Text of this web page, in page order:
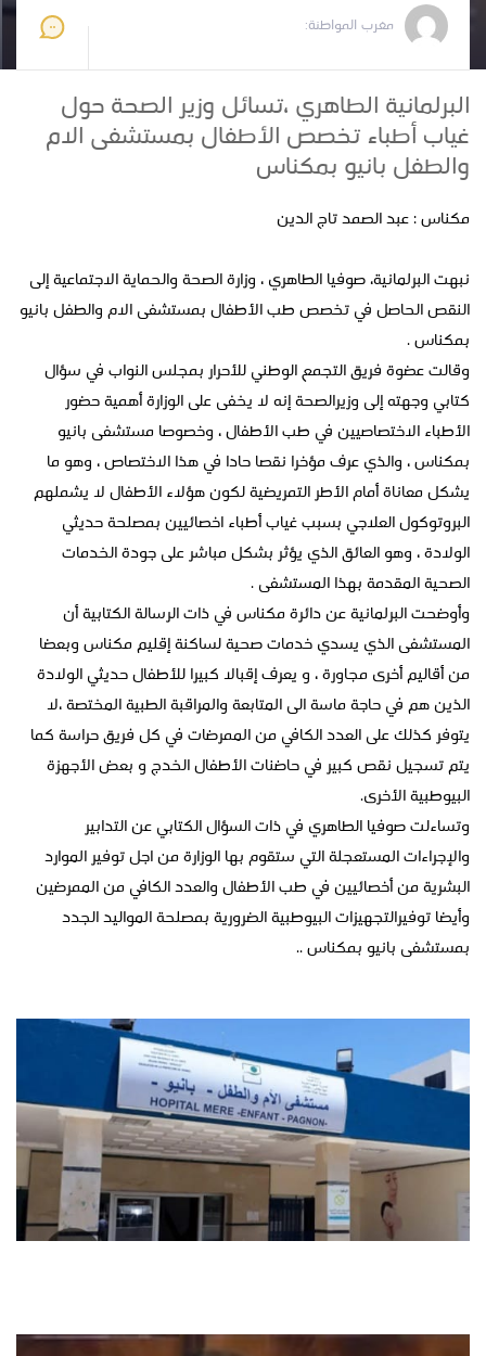
مغرب المواطنة:
البرلمانية الطاهري ،تسائل وزير الصحة حول
غياب أطباء تخصص الأطفال بمستشفى الام
والطفل بانيو بمكناس
مكناس : عبد الصمد تاج الدين
نبهت البرلمانية، صوفيا الطاهري ، وزارة الصحة والحماية الاجتماعية إلى
النقص الحاصل في تخصص طب الأطفال بمستشفى الام والطفل بانيو
بمكناس .
وقالت عضوة فريق التجمع الوطني للأحرار بمجلس النواب في سؤال
كتابي وجهته إلى وزيرالصحة إنه لا يخفى على الوزارة أهمية حضور
الأطباء الاختصاصيين في طب الأطفال ، وخصوصا مستشفى بانيو
بمكناس ، والذي عرف مؤخرا نقصا حادا في هذا الاختصاص ، وهو ما
يشكل معاناة أمام الأطر التمريضية لكون هؤلاء الأطفال لا يشملهم
البروتوكول العلاجي بسبب غياب أطباء اخصائيين بمصلحة حديثي
الولادة ، وهو العائق الذي يؤثر بشكل مباشر على جودة الخدمات
الصحية المقدمة بهذا المستشفى .
وأوضحت البرلمانية عن دائرة مكناس في ذات الرسالة الكتابية أن
المستشفى الذي يسدي خدمات صحية لساكنة إقليم مكناس وبعضا
من أقاليم أخرى مجاورة ، و يعرف إقبالا كبيرا للأطفال حديثي الولادة
الذين هم في حاجة ماسة الى المتابعة والمراقبة الطبية المختصة ،لا
يتوفر كذلك على العدد الكافي من الممرضات في كل فريق حراسة كما
يتم تسجيل نقص كبير في حاضنات الأطفال الخدج و بعض الأجهزة
البيوطبية الأخرى.
وتساءلت صوفيا الطاهري في ذات السؤال الكتابي عن التدابير
والإجراءات المستعجلة التي ستقوم بها الوزارة من اجل توفير الموارد
البشرية من أخصائيين في طب الأطفال والعدد الكافي من الممرضين
وأيضا توفيرالتجهيزات البيوطبية الضرورية بمصلحة المواليد الجدد
بمستشفى بانيو بمكناس ..